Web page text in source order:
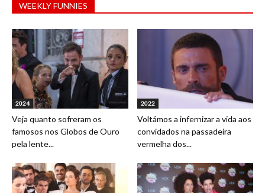
WEEKLY FUNNIES
2024
Veja quanto sofreram os
famosos nos Globos de Ouro
pela lente...
2022
Voltámos a infernizar a vida aos
convidados na passadeira
vermelha dos...